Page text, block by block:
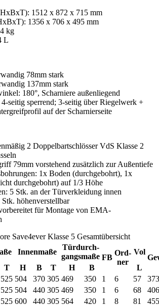
1512 x 872 x 715 mm
1356 x 706 x 495 mm
kg
L
78mm stark
137mm stark
180°, Scharniere außenliegend
seitig sperrend; 3-seitig über Riegelwerk +
auf der Scharnierseite
2 Doppelbartschlösser VdS Klasse 2
79mm vorstehend zusätzlich zur Außentiefe
1x Boden (durchgebohrt), 1x
durchgebohrt) auf 1/3 Höhe
5 Stk. an der Türverkleidung innen
höhenverstellbar
für Montage von EMA-
Save4ever Klasse 5 Gesamtübersicht
Innenmaße
Türdurch-
gangsmaße FB
Ord-
ner
Vol
T H B T H B
L
525 504 370 305 469 350 1 6 57
373
525 504 440 305 469 350 1 6 68
406
525 600 440 305 564 420 1 8 81
455